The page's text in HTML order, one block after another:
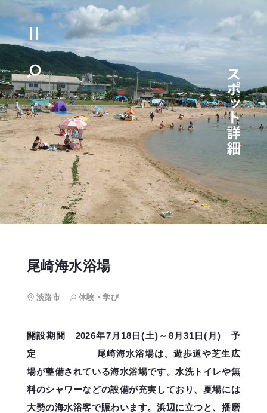
尾崎海水浴場
淡路市 体験・学び
開設期間 2026年7月18日(土)～8月31日(月) 予
定 尾崎海水浴場は、遊歩道や芝生広
場が整備されている海水浴場です。水洗トイレや無
料のシャワーなどの設備が充実しており、夏場には
大勢の海水浴客で賑わいます。浜辺に立つと、播磨